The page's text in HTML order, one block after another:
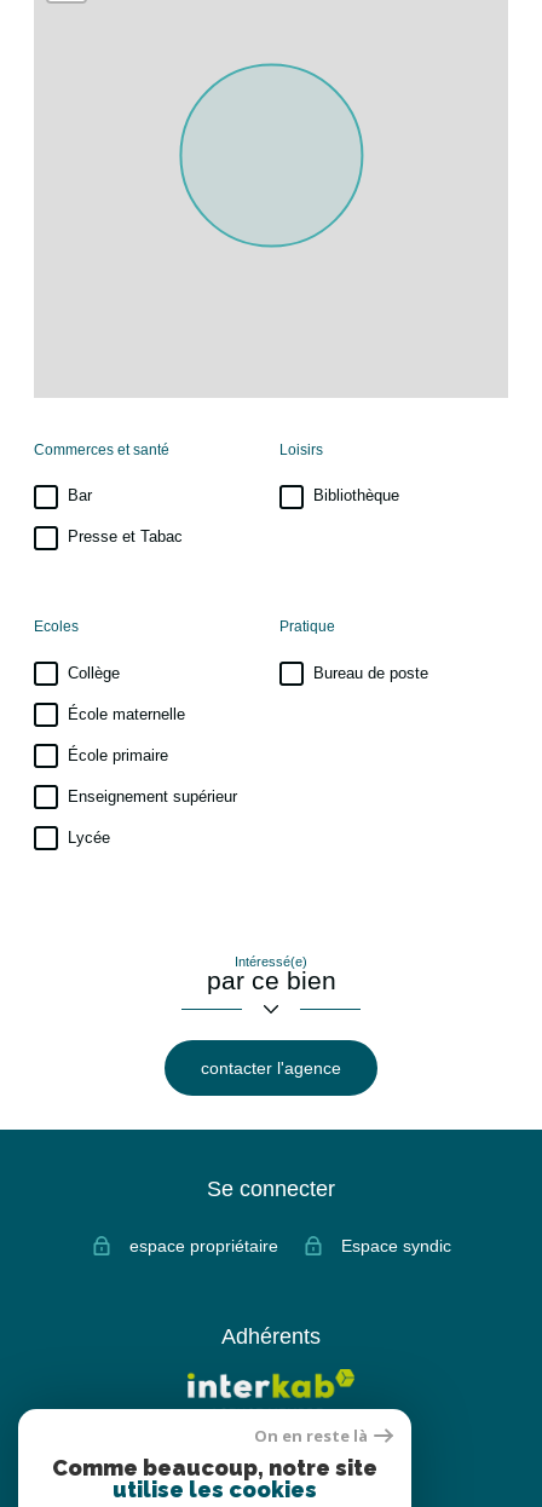
Commerces et santé
Bar
Presse et Tabac
Loisirs
Bibliothèque
Ecoles
Collège
École maternelle
École primaire
Enseignement supérieur
Lycée
Pratique
Bureau de poste
Intéressé(e)
par ce bien
contacter l'agence
Se connecter
espace propriétaire Espace syndic
Adhérents
On en reste là
Comme beaucoup, notre site
utilise les cookies